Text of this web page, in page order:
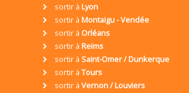
sortir à Lyon
sortir à Montaigu - Vendée
sortir à Orléans
sortir à Reims
sortir à Saint-Omer / Dunkerque
sortir à Tours
sortir à Vernon / Louviers